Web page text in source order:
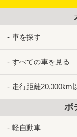
車を探す
すべての車を見る
走行距離20,000km
ボ
軽自動車